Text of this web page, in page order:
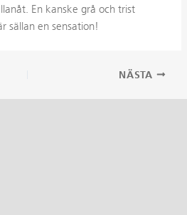
En kanske grå och trist
sällan en sensation!
NÄSTA